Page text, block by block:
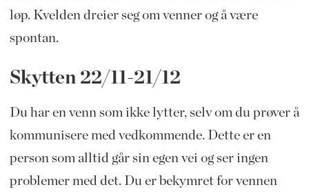
løp. Kvelden dreier seg om venner og å være
spontan.
Skytten 22/11-21/12
Du har en venn som ikke lytter, selv om du prøver å
kommunisere med vedkommende. Dette er en
person som alltid går sin egen vei og ser ingen
problemer med det. Du er bekymret for vennen